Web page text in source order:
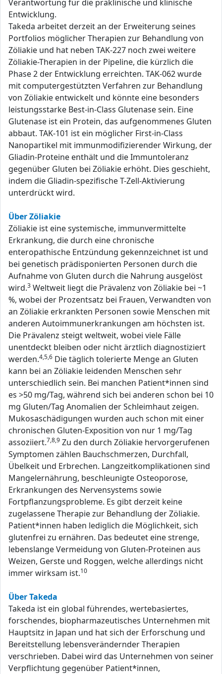
Verantwortung für die präklinische und klinische
Entwicklung.
Takeda arbeitet derzeit an der Erweiterung seines
Portfolios möglicher Therapien zur Behandlung von
Zöliakie und hat neben TAK-227 noch zwei weitere
Zöliakie-Therapien in der Pipeline, die kürzlich die
Phase 2 der Entwicklung erreichten. TAK-062 wurde
mit computergestützten Verfahren zur Behandlung
von Zöliakie entwickelt und könnte eine besonders
leistungsstarke Best-in-Class Glutenase sein. Eine
Glutenase ist ein Protein, das aufgenommenes Gluten
abbaut. TAK-101 ist ein möglicher First-in-Class
Nanopartikel mit immunmodifizierender Wirkung, der
Gliadin-Proteine enthält und die Immuntoleranz
gegenüber Gluten bei Zöliakie erhöht. Dies geschieht,
indem die Gliadin-spezifische T-Zell-Aktivierung
unterdrückt wird.
Über Zöliakie
Zöliakie ist eine systemische, immunvermittelte
Erkrankung, die durch eine chronische
enteropathische Entzündung gekennzeichnet ist und
bei genetisch prädisponierten Personen durch die
Aufnahme von Gluten durch die Nahrung ausgelöst
wird.3 Weltweit liegt die Prävalenz von Zöliakie bei ~1
%, wobei der Prozentsatz bei Frauen, Verwandten von
an Zöliakie erkrankten Personen sowie Menschen mit
anderen Autoimmunerkrankungen am höchsten ist.
Die Prävalenz steigt weltweit, wobei viele Fälle
unentdeckt bleiben oder nicht ärztlich diagnostiziert
werden.4,5,6 Die täglich tolerierte Menge an Gluten
kann bei an Zöliakie leidenden Menschen sehr
unterschiedlich sein. Bei manchen Patient*innen sind
es >50 mg/Tag, während sich bei anderen schon bei 10
mg Gluten/Tag Anomalien der Schleimhaut zeigen.
Mukosaschädigungen wurden auch schon mit einer
chronischen Gluten-Exposition von nur 1 mg/Tag
assoziiert.7,8,9 Zu den durch Zöliakie hervorgerufenen
Symptomen zählen Bauchschmerzen, Durchfall,
Übelkeit und Erbrechen. Langzeitkomplikationen sind
Mangelernährung, beschleunigte Osteoporose,
Erkrankungen des Nervensystems sowie
Fortpflanzungsprobleme. Es gibt derzeit keine
zugelassene Therapie zur Behandlung der Zöliakie.
Patient*innen haben lediglich die Möglichkeit, sich
glutenfrei zu ernähren. Das bedeutet eine strenge,
lebenslange Vermeidung von Gluten-Proteinen aus
Weizen, Gerste und Roggen, welche allerdings nicht
immer wirksam ist.10
Über Takeda
Takeda ist ein global führendes, wertebasiertes,
forschendes, biopharmazeutisches Unternehmen mit
Hauptsitz in Japan und hat sich der Erforschung und
Bereitstellung lebensverändernder Therapien
verschrieben. Dabei wird das Unternehmen von seiner
Verpflichtung gegenüber Patient*innen,